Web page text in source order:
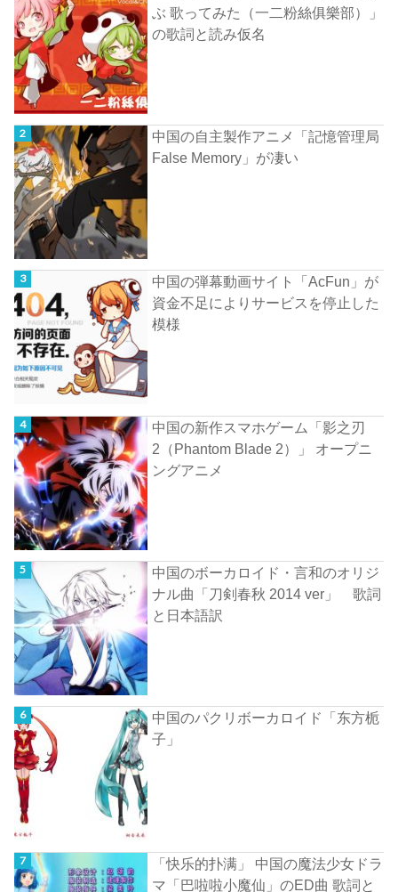
ぶ 歌ってみた（一二粉絲俱樂部）」
の歌詞と読み仮名
中国の自主製作アニメ「記憶管理局
False Memory」が凄い
中国の弾幕動画サイト「AcFun」が
資金不足によりサービスを停止した
模様
中国の新作スマホゲーム「影之刃
2（Phantom Blade 2）」 オープニ
ングアニメ
中国のボーカロイド・言和のオリジ
ナル曲「刀剣春秋 2014 ver」 歌詞
と日本語訳
中国のパクリボーカロイド「东方栀
子」
「快乐的扑满」 中国の魔法少女ドラ
マ「巴啦啦小魔仙」のED曲 歌詞と